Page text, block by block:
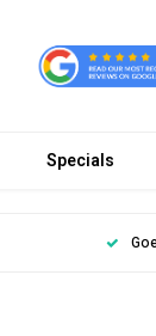
Specials